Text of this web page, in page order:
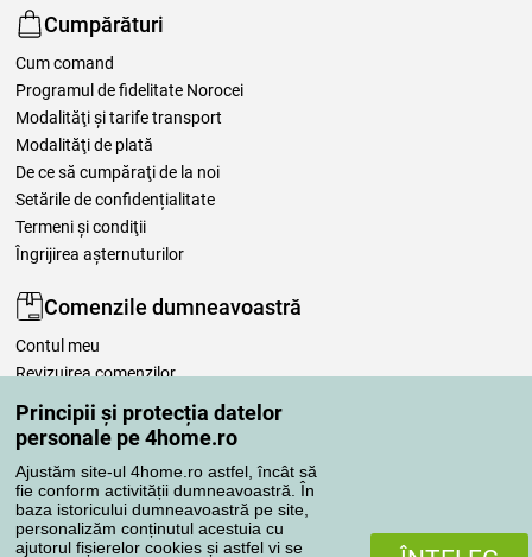
Principii și protecția datelor
personale pe 4home.ro
Ajustăm site-ul 4home.ro astfel, încât să
fie conform activității dumneavoastră. În
baza istoricului dumneavoastră pe site,
personalizăm conținutul acestuia cu
ajutorul fișierelor cookies și astfel vi se
Cumpărături
Cum comand
Programul de fidelitate Norocei
Modalităţi şi tarife transport
Modalităţi de plată
De ce să cumpăraţi de la noi
Setările de confidențialitate
Termeni şi condiţii
Îngrijirea așternuturilor
Comenzile dumneavoastră
Contul meu
Revizuirea comenzilor
Reclamaţii
Retragere de la contract
Regulile de procesare a recenziilor
Metode de transport